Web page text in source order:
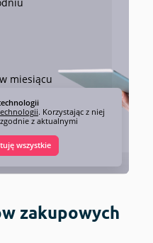
zakupowych